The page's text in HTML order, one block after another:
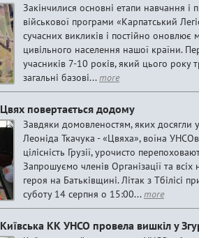
Закінчилися основні етапи навчання і
військової програми «Карпатський
сучасних викликів і постійно оновлює
цивільного населення нашої країни.
учасників 7-10 років, який цього року
загальні базові...more
Цвях повертається додому
Завдяки домовленостям, яких досягли
Леоніда Ткачука - «Цвяха», воїна
цілісність Грузії, урочисто
Запрошуємо членів Організації та
героя на Батьківщині. Літак з Тбілісі
суботу 14 серпня о 15:00...more
Київська КК УНСО провела вишкіл у